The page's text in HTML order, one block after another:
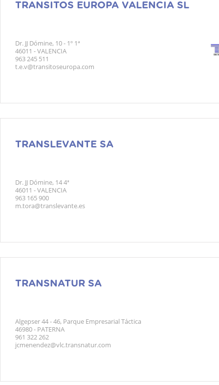
TRANSITOS EUROPA VALENCIA SL
Dr. JJ Dómine, 10 - 1º 1ª
46011 - VALENCIA
963 245 511
t.e.v@transitoseuropa.com
TRANSLEVANTE SA
Dr. JJ Dómine, 14 4ª
46011 - VALENCIA
963 165 900
m.tora@translevante.es
TRANSNATUR SA
Algepser 44 - 46, Parque Empresarial Táctica
46980 - PATERNA
961 322 262
jcmenendez@vlc.transnatur.com